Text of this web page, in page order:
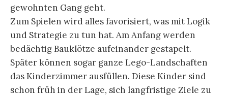
gewohnten Gang geht.
Zum Spielen wird alles favorisiert, was mit Logik
und Strategie zu tun hat. Am Anfang werden
bedächtig Bauklötze aufeinander gestapelt.
Später können sogar ganze Lego-Landschaften
das Kinderzimmer ausfüllen. Diese Kinder sind
schon früh in der Lage, sich langfristige Ziele zu